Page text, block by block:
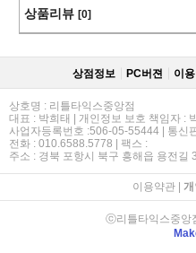
상품리뷰 [0]
상점정보 PC버젼 이
상호명 : 리틀타익스중앙점
대표 : 박희태 | 개인정보 보호 책임자 :
사업자등록번호 :506-05-55444 | 통신
전화 : 010.6588.5778 | 팩스 :
주소 : 경북 포항시 북구 흥해읍 용전길
이용약관|
ⓒ리틀타익스중앙